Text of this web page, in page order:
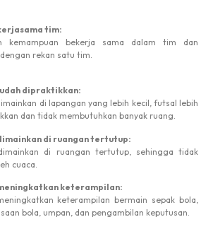
tim:
kemampuan bekerja sama dalam tim dan
rekan satu tim.
dipraktikkan:
di lapangan yang lebih kecil, futsal lebih
dan tidak membutuhkan banyak ruang.
di ruangan tertutup:
di ruangan tertutup, sehingga tidak
cuaca.
keterampilan:
keterampilan bermain sepak bola,
bola, umpan, dan pengambilan keputusan.